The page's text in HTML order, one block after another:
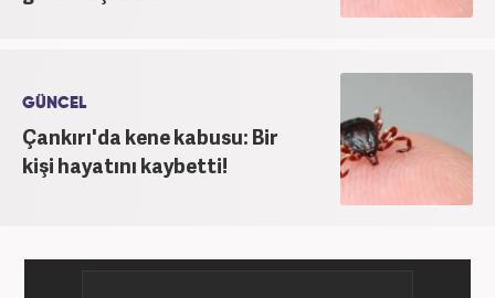
GÜNCEL
Çankırı'da kene kabusu: Bir
kişi hayatını kaybetti!